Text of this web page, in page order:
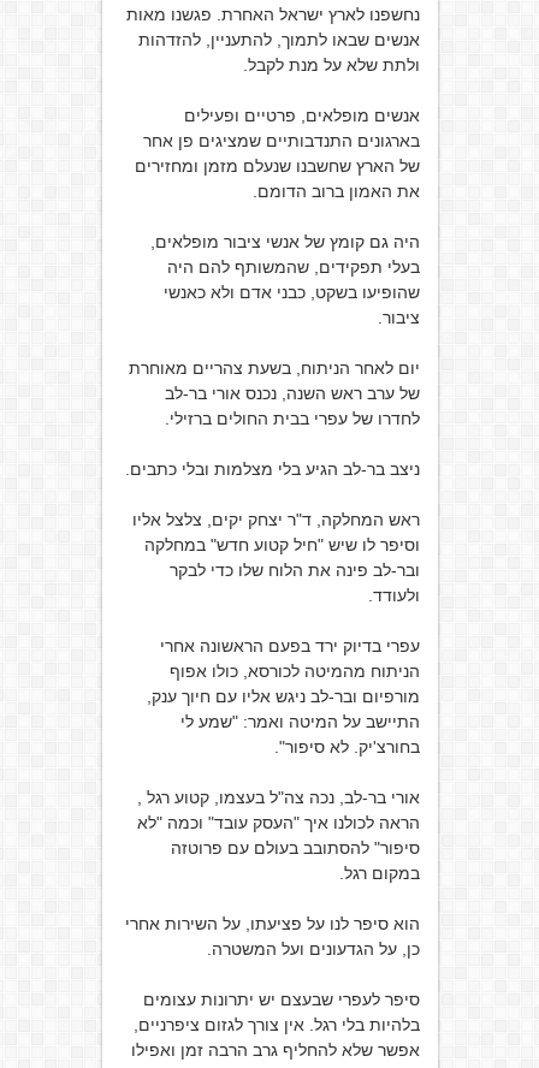
נחשפנו לארץ ישראל האחרת. פגשנו מאות
אנשים שבאו לתמוך, להתעניין, להזדהות
ולתת שלא על מנת לקבל.
אנשים מופלאים, פרטיים ופעילים
בארגונים התנדבותיים שמציגים פן אחר
של הארץ שחשבנו שנעלם מזמן ומחזירים
את האמון ברוב הדומם.
היה גם קומץ של אנשי ציבור מופלאים,
בעלי תפקידים, שהמשותף להם היה
שהופיעו בשקט, כבני אדם ולא כאנשי
ציבור.
יום לאחר הניתוח, בשעת צהריים מאוחרת
של ערב ראש השנה, נכנס אורי בר-לב
לחדרו של עפרי בבית החולים ברזילי.
ניצב בר-לב הגיע בלי מצלמות ובלי כתבים.
ראש המחלקה, ד"ר יצחק יקים, צלצל אליו
וסיפר לו שיש "חיל קטוע חדש" במחלקה
ובר-לב פינה את הלוח שלו כדי לבקר
ולעודד.
עפרי בדיוק ירד בפעם הראשונה אחרי
הניתוח מהמיטה לכורסא, כולו אפוף
מורפיום ובר-לב ניגש אליו עם חיוך ענק,
התיישב על המיטה ואמר: "שמע לי
בחורצ'יק. לא סיפור".
אורי בר-לב, נכה צה"ל בעצמו, קטוע רגל ,
הראה לכולנו איך "העסק עובד" וכמה "לא
סיפור" להסתובב בעולם עם פרוטזה
במקום רגל.
הוא סיפר לנו על פציעתו, על השירות אחרי
כן, על הגדעונים ועל המשטרה.
סיפר לעפרי שבעצם יש יתרונות עצומים
בלהיות בלי רגל. אין צורך לגזום ציפרניים,
אפשר שלא להחליף גרב הרבה זמן ואפילו